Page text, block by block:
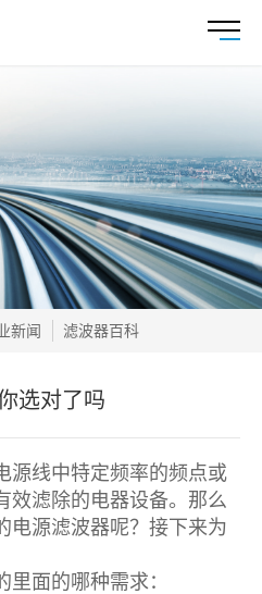
新闻 滤波器百科
选对了吗
线中特定频率的频点或
效滤除的电器设备。那么
电源滤波器呢？接下来为
面的哪种需求：